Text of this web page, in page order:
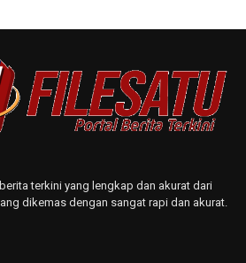
terkini yang lengkap dan akurat dari
dikemas dengan sangat rapi dan akurat.